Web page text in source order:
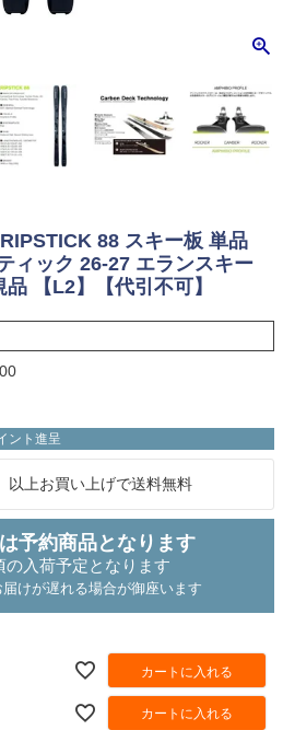
88 スキー板 単品
ィック 26-27 エランスキー
【L2】【代引不可】
ント進呈
以上お買い上げで送料無料
予約商品となります
の入荷予定となります
けが遅れる場合が御座います
カートに入れる
カートに入れる